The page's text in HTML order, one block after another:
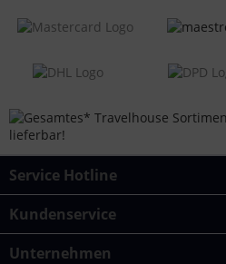
Service Hotline
Kundenservice
Unternehmen